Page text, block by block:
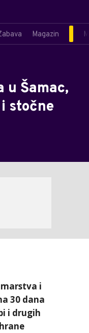
Magazin
u Šamac,
stočne
i
30 dana
i drugih